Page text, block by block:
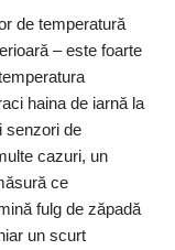
de temperatură
– este foarte
haina de iarnă la
senzori de
cazuri, un
ce
fulg de zăpadă
un scurt